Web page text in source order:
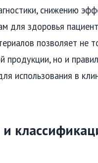
снижению
для здоровья
позволяет не
продукции, но и
использования в